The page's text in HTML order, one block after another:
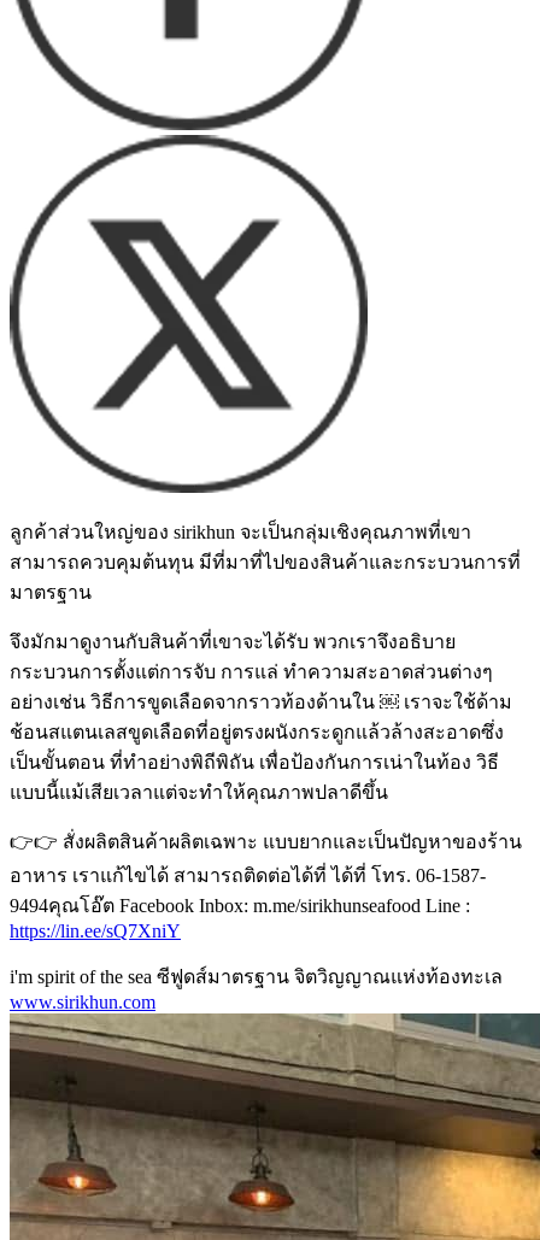
ลูกค้าส่วนใหญ่ของ sirikhun จะเป็นกลุ่มเชิงคุณภาพที่เขา
สามารถควบคุมต้นทุน มีที่มาที่ไปของสินค้าและกระบวนการที่
มาตรฐาน
จึงมักมาดูงานกับสินค้าที่เขาจะได้รับ พวกเราจึงอธิบาย
กระบวนการตั้งแต่การจับ การแล่ ทำความสะอาดส่วนต่างๆ
อย่างเช่น วิธีการขูดเลือดจากราวท้องด้านใน ￼ เราจะใช้ด้าม
ช้อนสแตนเลสขูดเลือดที่อยู่ตรงผนังกระดูกแล้วล้างสะอาดซึ่ง
เป็นขั้นตอน ที่ทำอย่างพิถีพิถัน เพื่อป้องกันการเน่าในท้อง วิธี
แบบนี้แม้เสียเวลาแต่จะทำให้คุณภาพปลาดีขึ้น
👉👉 สั่งผลิตสินค้าผลิตเฉพาะ แบบยากและเป็นปัญหาของร้าน
อาหาร เราแก้ไขได้ สามารถติดต่อได้ที่ ได้ที่ โทร. 06-1587-
9494คุณโอ๊ต Facebook Inbox: m.me/sirikhunseafood Line :
https://lin.ee/sQ7XniY
i'm spirit of the sea ซีฟูดส์มาตรฐาน จิตวิญญาณแห่งท้องทะเล
www.sirikhun.com